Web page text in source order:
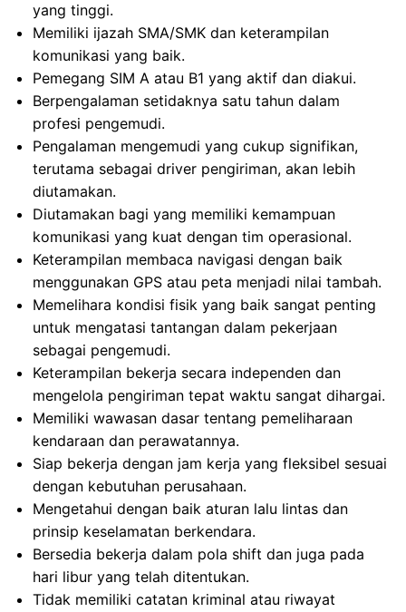
yang tinggi.
Memiliki ijazah SMA/SMK dan keterampilan
komunikasi yang baik.
Pemegang SIM A atau B1 yang aktif dan diakui.
Berpengalaman setidaknya satu tahun dalam
profesi pengemudi.
Pengalaman mengemudi yang cukup signifikan,
terutama sebagai driver pengiriman, akan lebih
diutamakan.
Diutamakan bagi yang memiliki kemampuan
komunikasi yang kuat dengan tim operasional.
Keterampilan membaca navigasi dengan baik
menggunakan GPS atau peta menjadi nilai tambah.
Memelihara kondisi fisik yang baik sangat penting
untuk mengatasi tantangan dalam pekerjaan
sebagai pengemudi.
Keterampilan bekerja secara independen dan
mengelola pengiriman tepat waktu sangat dihargai.
Memiliki wawasan dasar tentang pemeliharaan
kendaraan dan perawatannya.
Siap bekerja dengan jam kerja yang fleksibel sesuai
dengan kebutuhan perusahaan.
Mengetahui dengan baik aturan lalu lintas dan
prinsip keselamatan berkendara.
Bersedia bekerja dalam pola shift dan juga pada
hari libur yang telah ditentukan.
Tidak memiliki catatan kriminal atau riwayat